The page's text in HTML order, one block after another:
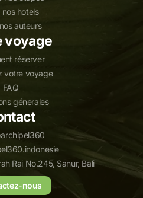
nos hotels
auteurs
voyage
réserver
votre voyage
FAQ
génerales
Rai No.245, Sanur, Bali
nous